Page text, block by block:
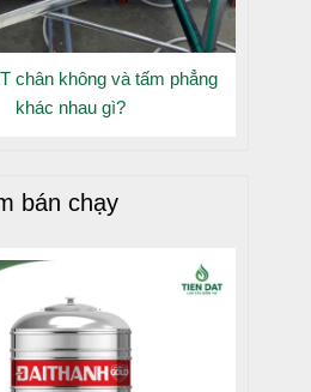
chân không và tấm phẳng
khác nhau gì?
bán chạy